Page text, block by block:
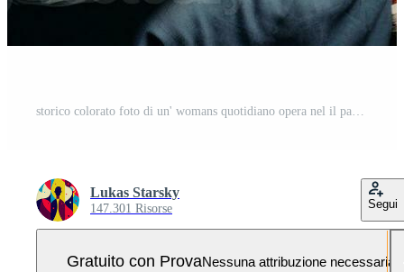
storico colorato foto di un' womans quotidiano opera nel il passato ai generativo Foto Pro
Lukas Starsky
147.301 Risorse Segui
Gratuito con ProvaNessuna attribuzione necessaria